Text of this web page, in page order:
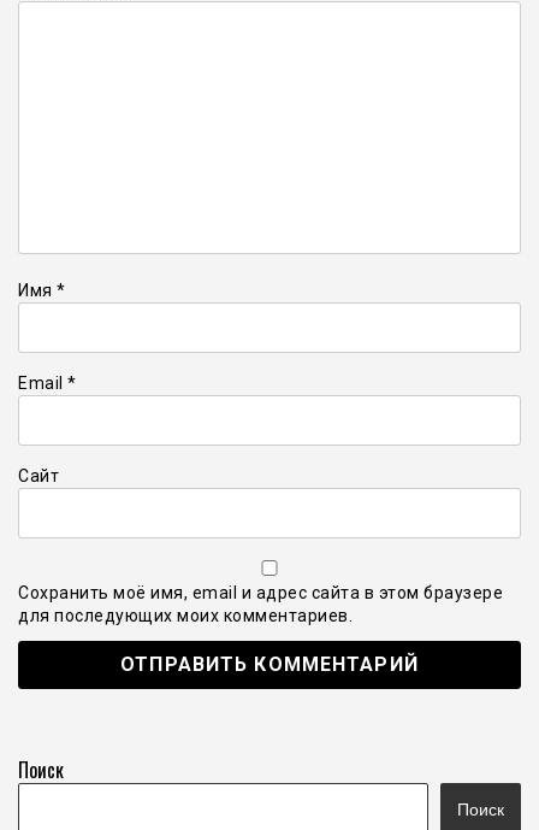
Имя *
Email *
Сайт
Сохранить моё имя, email и адрес сайта в этом браузере
для последующих моих комментариев.
Поиск
Поиск